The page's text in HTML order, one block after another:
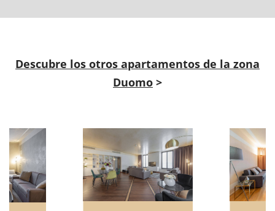
Descubre los otros apartamentos de la zona
Duomo >